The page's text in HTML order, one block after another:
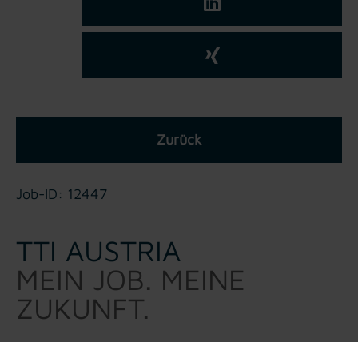
Zurück
Job-ID: 12447
TTI AUSTRIA
MEIN JOB. MEINE
ZUKUNFT.